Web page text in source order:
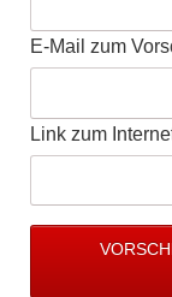
Pflichtfeld
E-Mail zum
Pflichtfeld
Link zum